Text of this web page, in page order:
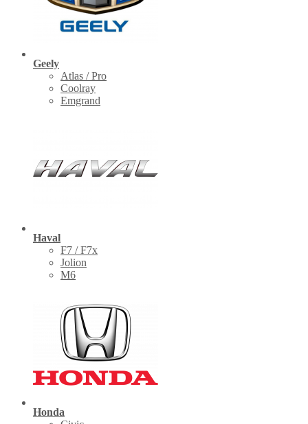
Geely
Atlas / Pro
Coolray
Emgrand
Haval
F7 / F7x
Jolion
M6
Honda